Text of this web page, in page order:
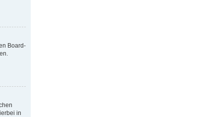
Board-
in